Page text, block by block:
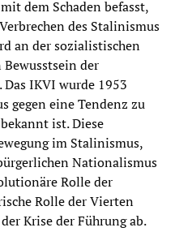
dem Schaden befasst,
des Stalinismus
an der sozialistischen
der
IKVI wurde 1953
gegen eine Tendenz zu
ist. Diese
im Stalinismus,
Nationalismus
Rolle der
Rolle der Vierten
Krise der Führung ab.